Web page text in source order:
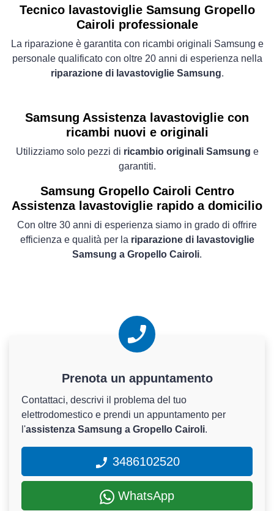
Tecnico lavastoviglie Samsung Gropello
Cairoli professionale
La riparazione è garantita con ricambi originali Samsung e
personale qualificato con oltre 20 anni di esperienza nella
riparazione di lavastoviglie Samsung.
Samsung Assistenza lavastoviglie con
ricambi nuovi e originali
Utilizziamo solo pezzi di ricambio originali Samsung e
garantiti.
Samsung Gropello Cairoli Centro
Assistenza lavastoviglie rapido a domicilio
Con oltre 30 anni di esperienza siamo in grado di offrire
efficienza e qualità per la riparazione di lavastoviglie
Samsung a Gropello Cairoli.
Prenota un appuntamento
Contattaci, descrivi il problema del tuo
elettrodomestico e prendi un appuntamento per
l'assistenza Samsung a Gropello Cairoli.
3486102520
WhatsApp